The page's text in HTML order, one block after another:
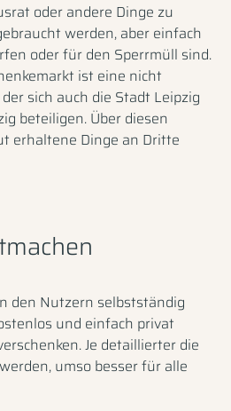
oder andere Dinge zu
werden, aber einfach
oder für den Sperrmüll sind.
ist eine nicht
sich auch die Stadt Leipzig
beteiligen. Über diesen
erhaltene Dinge an Dritte
den Nutzern selbstständig
und einfach privat
Je detaillierter die
umso besser für alle